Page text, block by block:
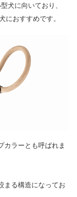
犬に向いており、
におすすめです。
カラーとも呼ばれま
まる構造になってお